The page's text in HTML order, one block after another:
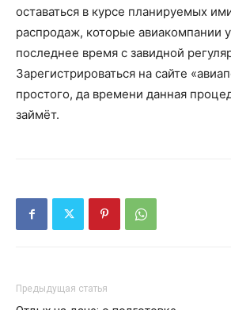
оставаться в курсе планируемых
распродаж, которые авиакомпании
последнее время с завидной
Зарегистрироваться на сайте
простого, да времени данная
займёт.
Предыдущая статья